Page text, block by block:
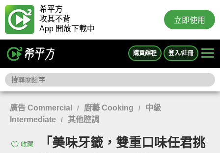
希平方
攻其不背
App 開放下載中
立即使用
購買課程 登入/註冊
廣告 Commercial / 廚藝 Cooking /
中級
Intermediate
/ 其他腔調
收藏
「美味牙籤，雙重口味任君挑